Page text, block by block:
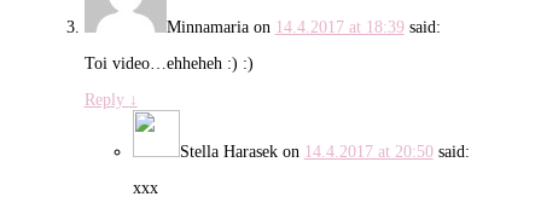
Minnamariaon 14.4.2017 at 18:39 said:
Toi video…ehheheh :) :)
Reply ↓
Stella Harasekon 14.4.2017 at 20:50 said:
xxx